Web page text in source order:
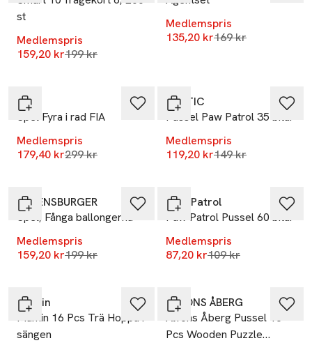
st
Medlemspris
159,20 krLägsta pris 30 dagar
199 kr
Medlemspris
135,20 krLägsta pris 30
169 kr
Koja
Spel Fyra i rad FIA
Medlemspris
179,40 krLägsta pris 30 dagar
299 kr
TACTIC
Pussel Paw Patrol 35 bitar
Medlemspris
119,20 krLägsta pris 30
149 kr
RAVENSBURGER
Spel, Fånga ballongerna
Medlemspris
159,20 krLägsta pris 30 dagar
199 kr
PAW Patrol
Paw Patrol Pussel 60 bitar
Medlemspris
87,20 krLägsta pris 30 dagar
109 kr
Mumin
Mumin 16 Pcs Trä Hoppa i
sängen
ALFONS ÅBERG
Alfons Åberg Pussel 16
Pcs Wooden Puzzle